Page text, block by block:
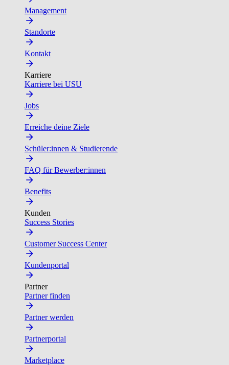
Management
Standorte
Kontakt
Karriere
Karriere bei USU
Jobs
Erreiche deine Ziele
Schüler:innen & Studierende
FAQ für Bewerber:innen
Benefits
Kunden
Success Stories
Customer Success Center
Kundenportal
Partner
Partner finden
Partner werden
Partnerportal
Marketplace